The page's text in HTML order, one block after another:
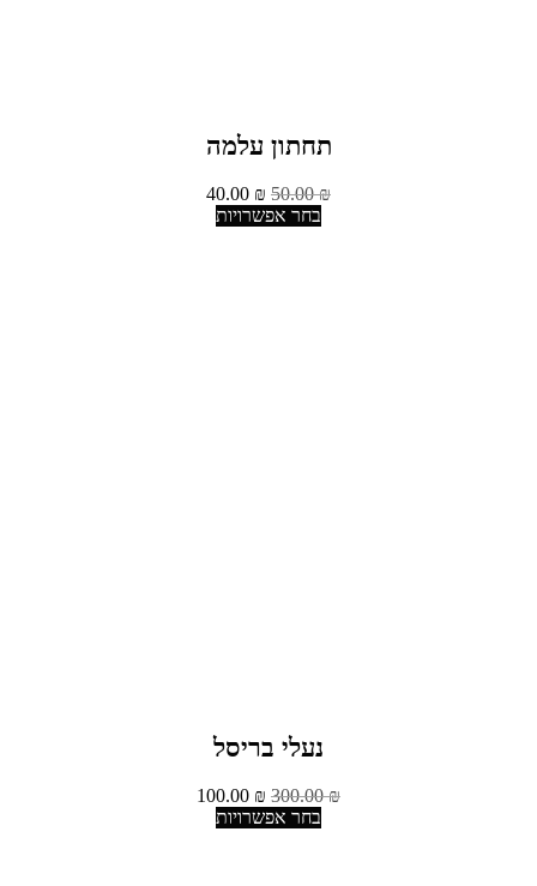
תחתון עלמה
50.00₪
40.00 ₪
בחר אפשרויות
נעלי בריסל
300.00₪
100.00 ₪
בחר אפשרויות